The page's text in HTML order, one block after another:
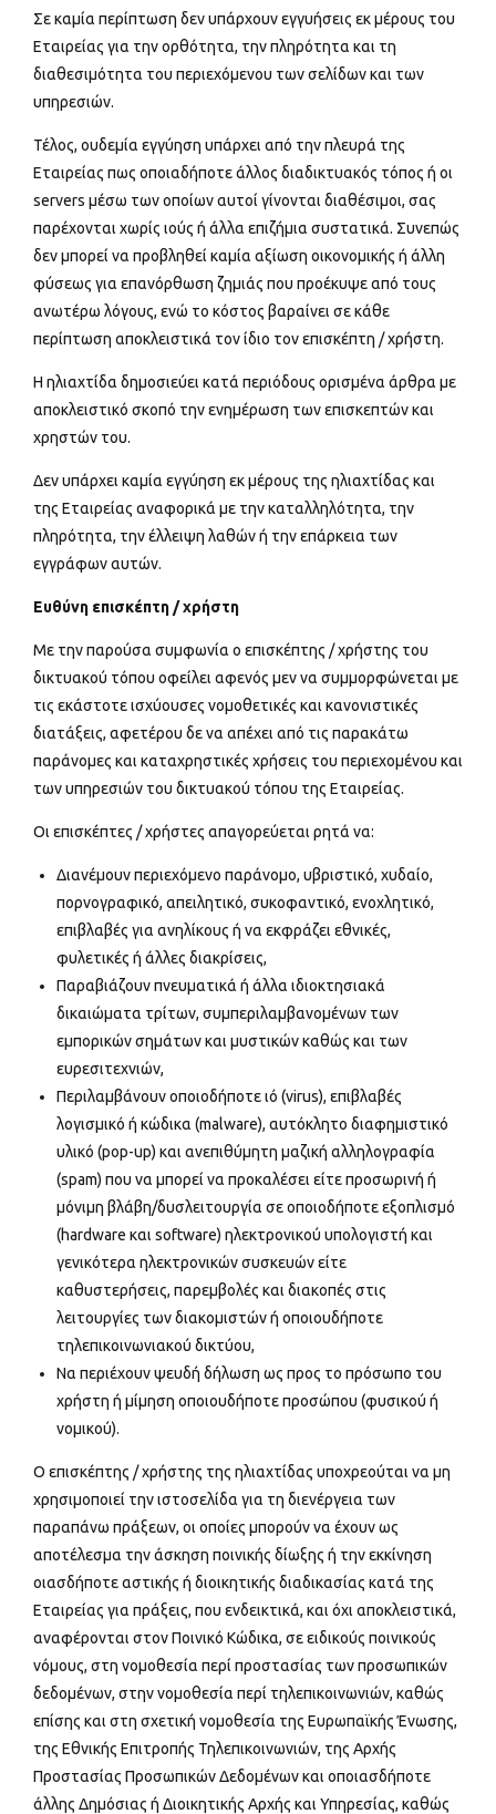
Σε καμία περίπτωση δεν υπάρχουν εγγυήσεις εκ μέρους του
Εταιρείας για την ορθότητα, την πληρότητα και τη
διαθεσιμότητα του περιεχόμενου των σελίδων και των
υπηρεσιών.
Τέλος, ουδεμία εγγύηση υπάρχει από την πλευρά της
Εταιρείας πως οποιαδήποτε άλλος διαδικτυακός τόπος ή οι
servers μέσω των οποίων αυτοί γίνονται διαθέσιμοι, σας
παρέχονται χωρίς ιούς ή άλλα επιζήμια συστατικά. Συνεπώς
δεν μπορεί να προβληθεί καμία αξίωση οικονομικής ή άλλη
φύσεως για επανόρθωση ζημιάς που προέκυψε από τους
ανωτέρω λόγους, ενώ το κόστος βαραίνει σε κάθε
περίπτωση αποκλειστικά τον ίδιο τον επισκέπτη / χρήστη.
Η ηλιαχτίδα δημοσιεύει κατά περιόδους ορισμένα άρθρα με
αποκλειστικό σκοπό την ενημέρωση των επισκεπτών και
χρηστών του.
Δεν υπάρχει καμία εγγύηση εκ μέρους της ηλιαχτίδας και
της Εταιρείας αναφορικά με την καταλληλότητα, την
πληρότητα, την έλλειψη λαθών ή την επάρκεια των
εγγράφων αυτών.
Ευθύνη επισκέπτη / χρήστη
Με την παρούσα συμφωνία ο επισκέπτης / χρήστης του
δικτυακού τόπου οφείλει αφενός μεν να συμμορφώνεται με
τις εκάστοτε ισχύουσες νομοθετικές και κανονιστικές
διατάξεις, αφετέρου δε να απέχει από τις παρακάτω
παράνομες και καταχρηστικές χρήσεις του περιεχομένου και
των υπηρεσιών του δικτυακού τόπου της Εταιρείας.
Οι επισκέπτες / χρήστες απαγορεύεται ρητά να:
Διανέμουν περιεχόμενο παράνομο, υβριστικό, χυδαίο,
πορνογραφικό, απειλητικό, συκοφαντικό, ενοχλητικό,
επιβλαβές για ανηλίκους ή να εκφράζει εθνικές,
φυλετικές ή άλλες διακρίσεις,
Παραβιάζουν πνευματικά ή άλλα ιδιοκτησιακά
δικαιώματα τρίτων, συμπεριλαμβανομένων των
εμπορικών σημάτων και μυστικών καθώς και των
ευρεσιτεχνιών,
Περιλαμβάνουν οποιοδήποτε ιό (virus), επιβλαβές
λογισμικό ή κώδικα (malware), αυτόκλητο διαφημιστικό
υλικό (pop-up) και ανεπιθύμητη μαζική αλληλογραφία
(spam) που να μπορεί να προκαλέσει είτε προσωρινή ή
μόνιμη βλάβη/δυσλειτουργία σε οποιοδήποτε εξοπλισμό
(hardware και software) ηλεκτρονικού υπολογιστή και
γενικότερα ηλεκτρονικών συσκευών είτε
καθυστερήσεις, παρεμβολές και διακοπές στις
λειτουργίες των διακομιστών ή οποιουδήποτε
τηλεπικοινωνιακού δικτύου,
Να περιέχουν ψευδή δήλωση ως προς το πρόσωπο του
χρήστη ή μίμηση οποιουδήποτε προσώπου (φυσικού ή
νομικού).
Ο επισκέπτης / χρήστης της ηλιαχτίδας υποχρεούται να μη
χρησιμοποιεί την ιστοσελίδα για τη διενέργεια των
παραπάνω πράξεων, οι οποίες μπορούν να έχουν ως
αποτέλεσμα την άσκηση ποινικής δίωξης ή την εκκίνηση
οιασδήποτε αστικής ή διοικητικής διαδικασίας κατά της
Εταιρείας για πράξεις, που ενδεικτικά, και όχι αποκλειστικά,
αναφέρονται στον Ποινικό Κώδικα, σε ειδικούς ποινικούς
νόμους, στη νομοθεσία περί προστασίας των προσωπικών
δεδομένων, στην νομοθεσία περί τηλεπικοινωνιών, καθώς
επίσης και στη σχετική νομοθεσία της Ευρωπαϊκής Ένωσης,
της Εθνικής Επιτροπής Τηλεπικοινωνιών, της Αρχής
Προστασίας Προσωπικών Δεδομένων και οποιασδήποτε
άλλης Δημόσιας ή Διοικητικής Αρχής και Υπηρεσίας, καθώς